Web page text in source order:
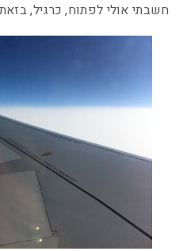
חשבתי אולי לפתוח, כרגיל,